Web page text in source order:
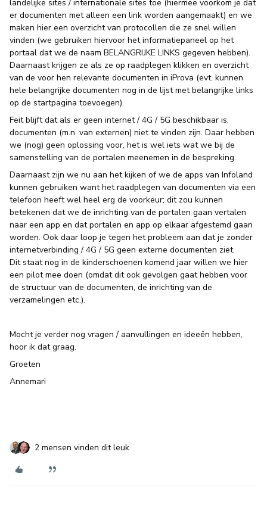
landelijke sites / internationale sites toe (hiermee voorkom je dat
er documenten met alleen een link worden aangemaakt) en we
maken hier een overzicht van protocollen die ze snel willen
vinden (we gebruiken hiervoor het informatiepaneel op het
portaal dat we de naam BELANGRIJKE LINKS gegeven hebben).
Daarnaast krijgen ze als ze op raadplegen klikken en overzicht
van de voor hen relevante documenten in iProva (evt. kunnen
hele belangrijke documenten nog in de lijst met belangrijke links
op de startpagina toevoegen).
Feit blijft dat als er geen internet / 4G / 5G beschikbaar is,
documenten (m.n. van externen) niet te vinden zijn. Daar hebben
we (nog) geen oplossing voor, het is wel iets wat we bij de
samenstelling van de portalen meenemen in de bespreking.
Daarnaast zijn we nu aan het kijken of we de apps van Infoland
kunnen gebruiken want het raadplegen van documenten via een
telefoon heeft wel heel erg de voorkeur; dit zou kunnen
betekenen dat we de inrichting van de portalen gaan vertalen
naar een app en dat portalen en app op elkaar afgestemd gaan
worden. Ook daar loop je tegen het probleem aan dat je zonder
internetverbinding / 4G / 5G geen externe documenten ziet.
Dit staat nog in de kinderschoenen komend jaar willen we hier
een pilot mee doen (omdat dit ook gevolgen gaat hebben voor
de structuur van de documenten, de inrichting van de
verzamelingen etc.).
Mocht je verder nog vragen / aanvullingen en ideeën hebben,
hoor ik dat graag.
Groeten
Annemari
2 mensen vinden dit leuk